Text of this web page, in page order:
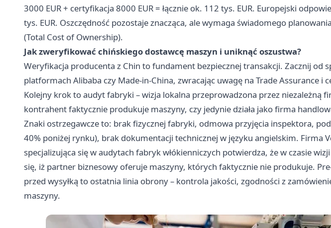
3000 EUR + certyfikacja 8000 EUR = łącznie ok. 112 tys. EUR. Europejski
tys. EUR. Oszczędność pozostaje znacząca, ale wymaga świadomego
(Total Cost of Ownership).
Jak zweryfikować chińskiego dostawcę maszyn i uniknąć oszustwa?
Weryfikacja producenta z Chin to fundament bezpiecznej transakcji. Zacznij od
platformach Alibaba czy Made-in-China, zwracając uwagę na Trade Assurance i
Kolejny krok to audyt fabryki – wizja lokalna przeprowadzona przez niezależną
kontrahent faktycznie produkuje maszyny, czy jedynie działa jako firma
Znaki ostrzegawcze to: brak fizycznej fabryki, odmowa przyjęcia inspektora,
40% poniżej rynku), brak dokumentacji technicznej w języku angielskim. Firma
specjalizująca się w audytach fabryk włókienniczych potwierdza, że w czasie
się, iż partner biznesowy oferuje maszyny, których faktycznie nie produkuje.
przed wysyłką to ostatnia linia obrony – kontrola jakości, zgodności z
maszyny.